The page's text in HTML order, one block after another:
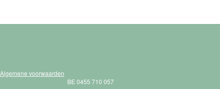
Algemene voorwaarden
BE 0455 710 057